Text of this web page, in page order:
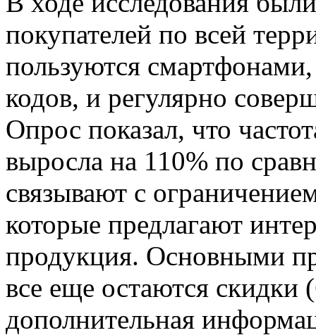
покупателей по всей
пользуются
кодов, и регулярно
Опрос показал, что
выросла на 110% по
связывают с
которые предлагают
продукция. Основными
все еще остаются
дополнительная